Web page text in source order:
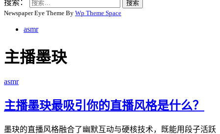
搜索：
Newspaper Eye Theme By Wp Theme Space
asmr
主播墨玦
asmr
主播墨玦最吸引你的直播风格是什么？
墨玦的直播风格融合了幽默互动与硬核技术，既能用段子活跃